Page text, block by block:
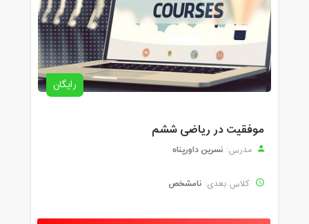
رایگان
موفقیت در ریاضی ششم
مدرس: نسرین داورپناه
کلاس بعدی: نامشخص